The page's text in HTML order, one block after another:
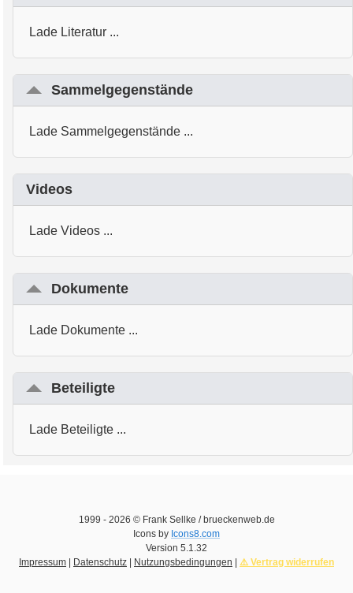
Lade Literatur ...
Sammelgegenstände
Lade Sammelgegenstände ...
Videos
Lade Videos ...
Dokumente
Lade Dokumente ...
Beteiligte
Lade Beteiligte ...
1999 - 2026 © Frank Sellke / brueckenweb.de
Icons by Icons8.com
Version 5.1.32
Impressum | Datenschutz | Nutzungsbedingungen | ⚠️ Vertrag widerrufen